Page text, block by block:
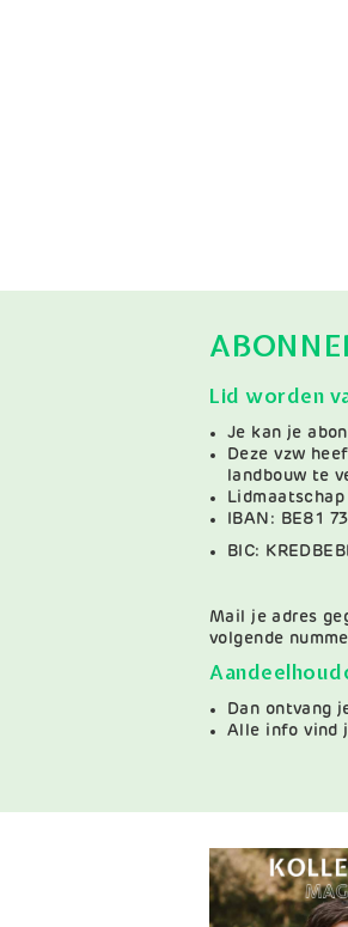
Lid worden
Je kan je
Deze vzw
landbouw te
IBAN: BE81
BIC:
Mail je adres
volgende
Dan ontvang
Alle info vind